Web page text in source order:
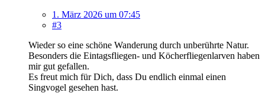
1. März 2026 um 07:45
#3
Wieder so eine schöne Wanderung durch unberührte Natur.
Besonders die Eintagsfliegen- und Köcherfliegenlarven haben
mir gut gefallen.
Es freut mich für Dich, dass Du endlich einmal einen
Singvogel gesehen hast.